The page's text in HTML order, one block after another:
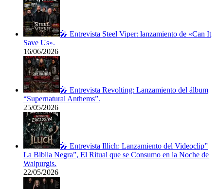
🎤 Entrevista Steel Viper: lanzamiento de «Can It
Save Us».
16/06/2026
🎤 Entrevista Revolting: Lanzamiento del álbum
“Supernatural Anthems”.
25/05/2026
🎤 Entrevista Illich: Lanzamiento del Videoclip”
La Biblia Negra”, El Ritual que se Consumo en la Noche de
Walpurgis.
22/05/2026